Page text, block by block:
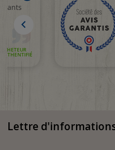
Lettre